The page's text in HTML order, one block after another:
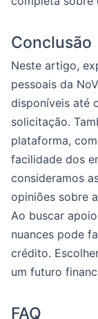
Conclusão
Neste artigo,
pessoais da
disponíveis até
solicitação.
plataforma,
facilidade dos
consideramos
opiniões sobre
Ao buscar
nuances pode
crédito.
um futuro
FAQ